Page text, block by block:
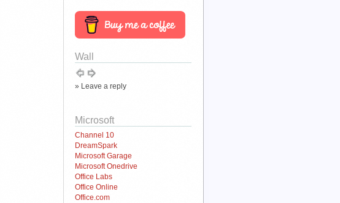
Wall
» Leave a reply
Microsoft
Channel 10
DreamSpark
Microsoft Garage
Microsoft Onedrive
Office Labs
Office Online
Office.com